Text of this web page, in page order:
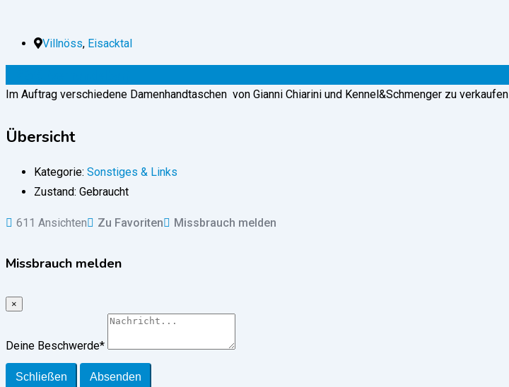
Villnöss, Eisacktal
Im Auftrag verschiedene Damenhandtaschen von Gianni Chiarini und Kennel&Schmenger zu verkaufen
Übersicht
Kategorie: Sonstiges & Links
Zustand: Gebraucht
611 Ansichten Zu Favoriten Missbrauch melden
Missbrauch melden
×
Deine Beschwerde*
Schließen Absenden